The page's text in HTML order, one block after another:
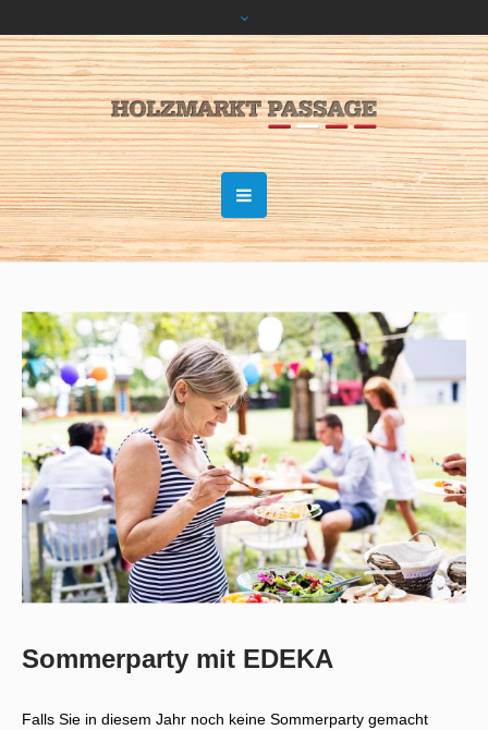
Sommerparty mit EDEKA
Falls Sie in diesem Jahr noch keine Sommerparty gemacht